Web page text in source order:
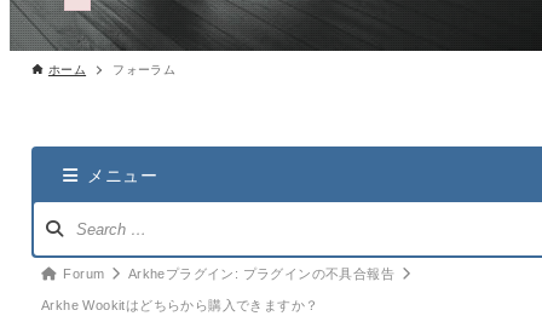
ホーム フォーラム
メニュー
ゲ
ー
パ
ン
Forum Arkheプラグイン: プラグインの不具合報告
Arkhe Wookitはどちらから購入できますか？
Failed to initialize plugin: wplink